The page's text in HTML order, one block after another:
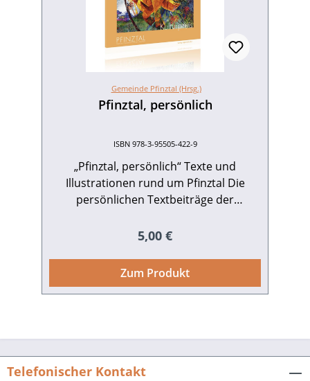
Gemeinde Pfinztal (Hrsg.)
Pfinztal, persönlich
ISBN 978-3-95505-422-9
„Pfinztal, persönlich“ Texte und
Illustrationen rund um Pfinztal Die
persönlichen Textbeiträge der
Kulturpreises 2022 unter dem Motto
Illustrationen von Kunstschaffenden des
Publikation zu einem
12 Farbabbildungen, Broschur. ISBN
Regulärer Preis:
5,00 €
Zum Produkt
Telefonischer Kontakt